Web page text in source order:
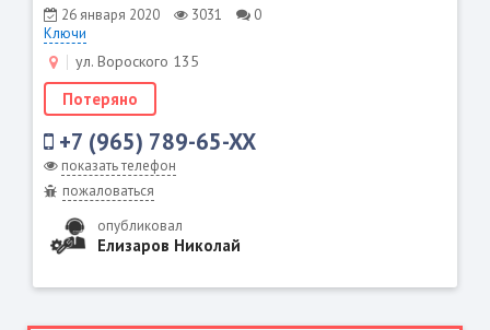
26 января 2020 3031
0
Ключи
ул. Вороского 135
Потеряно
+7 (965) 789-65-XX
показать телефон
пожаловаться
опубликовал
Елизаров Николай